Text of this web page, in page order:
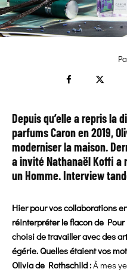
Depuis qu’elle a repris la
parfums Caron en 2019,
moderniser la maison.
a invité Nathanaël Koffi a
un Homme. Interview
Hier pour vos collaborations
réinterpréter le flacon de Pour
choisi de travailler avec des
égérie. Quelles étaient vos
Olivia de Rothschild :À mes